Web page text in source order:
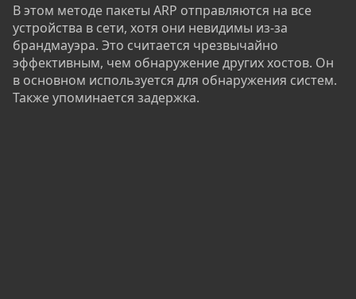
В этом методе пакеты ARP отправляются на все
устройства в сети, хотя они невидимы из-за
брандмауэра. Это считается чрезвычайно
эффективным, чем обнаружение других хостов. Он
в основном используется для обнаружения систем.
Также упоминается задержка.